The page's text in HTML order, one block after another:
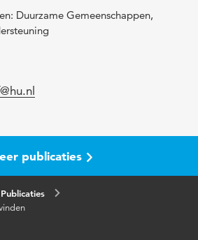
Duurzame Gemeenschappen,
publicaties
Publicaties